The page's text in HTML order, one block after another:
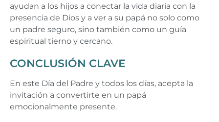
ayudan a los hijos a conectar la vida diaria con la
presencia de Dios y a ver a su papá no solo como
un padre seguro, sino también como un guía
espiritual tierno y cercano.
CONCLUSIÓN CLAVE
En este Día del Padre y todos los días, acepta la
invitación a convertirte en un papá
emocionalmente presente.